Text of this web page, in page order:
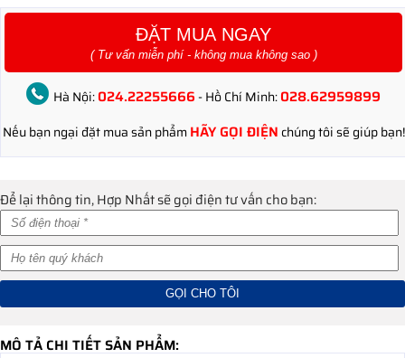
ĐẶT MUA NGAY
( Tư vấn miễn phí - không mua không sao )
Hà Nội:024.22255666 - Hồ Chí Minh:028.62959899
Nếu bạn ngại đặt mua sản phẩmHÃY GỌI ĐIỆN chúng tôi sẽ giúp bạn!
Để lại thông tin, Hợp Nhất sẽ gọi điện tư vấn cho bạn:
MÔ TẢ CHI TIẾT SẢN PHẨM: